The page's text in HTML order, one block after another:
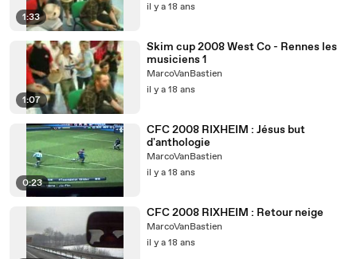
1:33
il y a 18 ans
1:07
Skim cup 2008 West Co - Rennes les
musiciens 1
MarcoVanBastien
il y a 18 ans
0:23
CFC 2008 RIXHEIM : Jésus but
d'anthologie
MarcoVanBastien
il y a 18 ans
CFC 2008 RIXHEIM : Retour neige
MarcoVanBastien
il y a 18 ans